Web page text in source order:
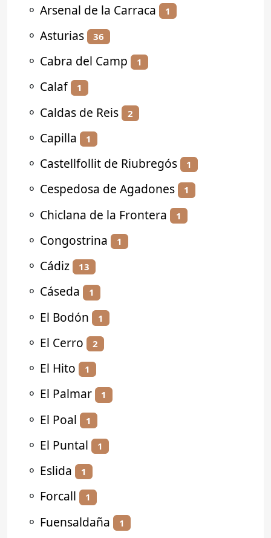
⚬ Arsenal de la Carraca 1
⚬ Asturias 36
⚬ Cabra del Camp 1
⚬ Calaf 1
⚬ Caldas de Reis 2
⚬ Capilla 1
⚬ Castellfollit de Riubregós 1
⚬ Cespedosa de Agadones 1
⚬ Chiclana de la Frontera 1
⚬ Congostrina 1
⚬ Cádiz 13
⚬ Cáseda 1
⚬ El Bodón 1
⚬ El Cerro 2
⚬ El Hito 1
⚬ El Palmar 1
⚬ El Poal 1
⚬ El Puntal 1
⚬ Eslida 1
⚬ Forcall 1
⚬ Fuensaldaña 1